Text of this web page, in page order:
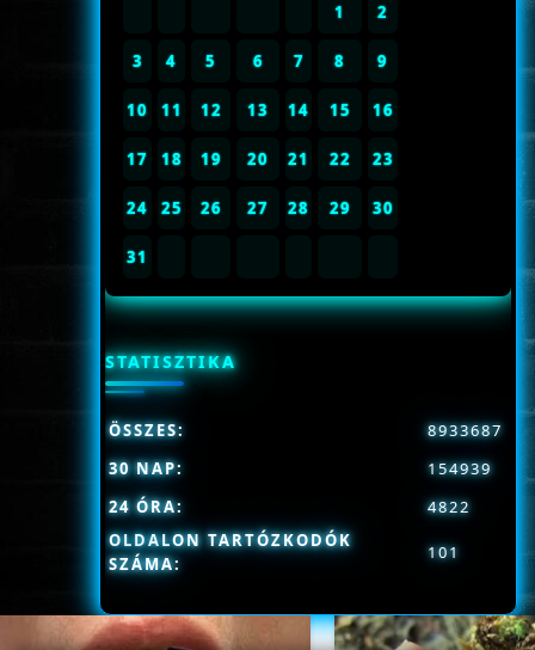
1 2
3 4 5 6 7 8 9
10 11 12 13 14 15 16
17 18 19 20 21 22 23
24 25 26 27 28 29 30
31
STATISZTIKA
OLDALON TARTÓZKODÓK
SZÁMA:
101
ÖSSZES:
8933687
30 NAP:
154939
24 ÓRA:
4822